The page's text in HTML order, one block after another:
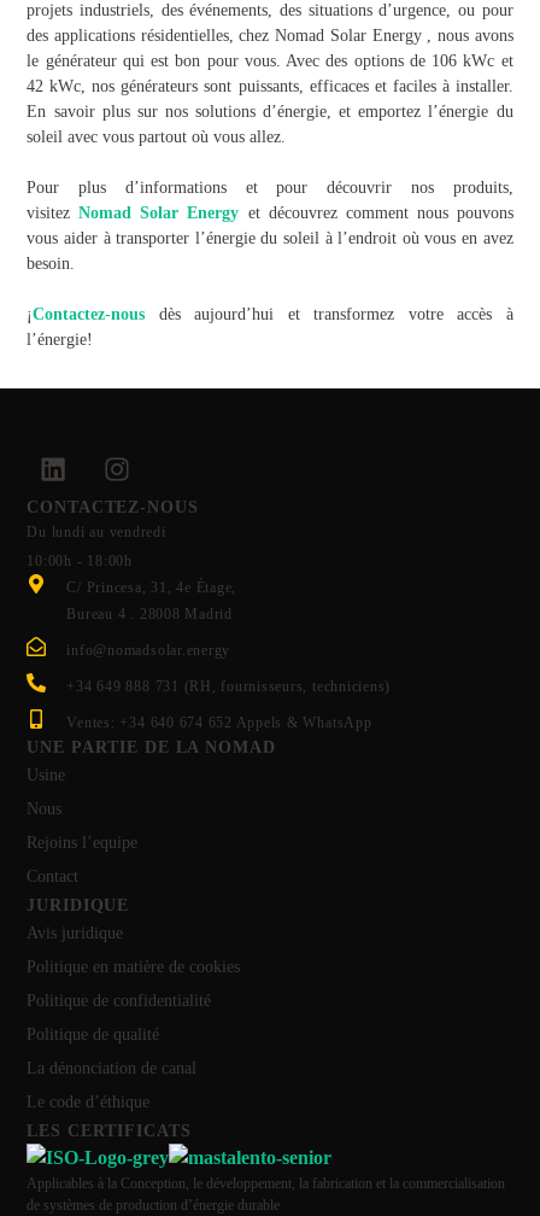
projets industriels, des événements, des situations d’urgence, ou pour
des applications résidentielles, chez Nomad Solar Energy , nous avons
le générateur qui est bon pour vous. Avec des options de 106 kWc et
42 kWc, nos générateurs sont puissants, efficaces et faciles à installer.
En savoir plus sur nos solutions d’énergie, et emportez l’énergie du
soleil avec vous partout où vous allez.
Pour plus d’informations et pour découvrir nos produits,
visitezNomad Solar Energy et découvrez comment nous pouvons
vous aider à transporter l’énergie du soleil à l’endroit où vous en avez
besoin.
¡Contactez-nous dès aujourd’hui et transformez votre accès à
l’énergie!
CONTACTEZ-NOUS
Du lundi au vendredi
10:00h - 18:00h
C/ Princesa, 31, 4e Étage,
Bureau 4 . 28008 Madrid
info@nomadsolar.energy
+34 649 888 731 (RH, fournisseurs, techniciens)
Ventes: +34 640 674 652 Appels & WhatsApp
UNE PARTIE DE LA NOMAD
Usine
Nous
Rejoins l’equipe
Contact
JURIDIQUE
Avis juridique
Politique en matière de cookies
Politique de confidentialité
Politique de qualité
La dénonciation de canal
Le code d’éthique
LES CERTIFICATS
Applicables à la Conception, le développement, la fabrication et la commercialisation
de systèmes de production d’énergie durable